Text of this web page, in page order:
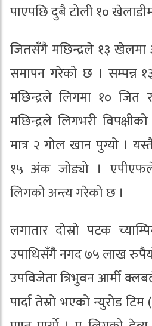
पाएपछि दुबै टोली १०
जितसँगै मछिन्द्रले १३
समापन गरेको छ । सम्पन्न
मछिन्द्रले लिगमा १० जित
मछिन्द्रले लिगभरी
मात्र २ गोल खान पुग्यो ।
१५ अंक जोड्यो ।
लिगको अन्त्य गरेको छ ।
लगातार दोस्रो पटक
उपाधिसँगै नगद ७५ लाख
उपविजेता त्रिभुवन आर्मी
पार्दा तेस्रो भएको न्युरोड